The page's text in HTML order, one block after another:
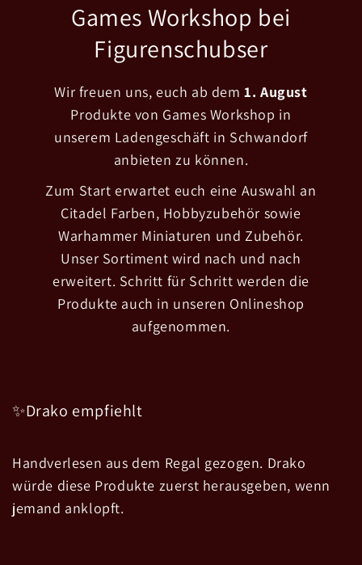
Games Workshop bei
Figurenschubser
Wir freuen uns, euch ab dem1. August
Produkte von Games Workshop in
unserem Ladengeschäft in Schwandorf
anbieten zu können.
Zum Start erwartet euch eine Auswahl an
Citadel Farben, Hobbyzubehör sowie
Warhammer Miniaturen und Zubehör.
Unser Sortiment wird nach und nach
erweitert. Schritt für Schritt werden die
Produkte auch in unseren Onlineshop
aufgenommen.
✨Drako empfiehlt
Handverlesen aus dem Regal gezogen. Drako
würde diese Produkte zuerst herausgeben, wenn
jemand anklopft.